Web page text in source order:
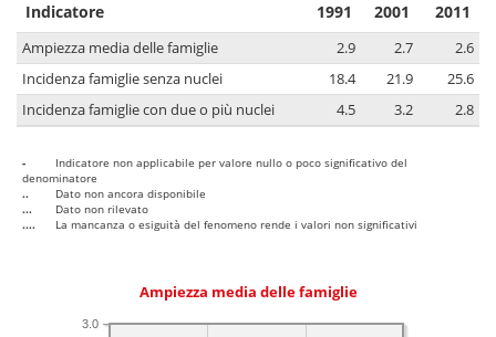
Indicatore 1991 2001 2011
Ampiezza media delle famiglie 2.9 2.7
2.6
Incidenza famiglie senza nuclei
18.4 21.9
25.6
Incidenza famiglie con due o più nuclei
4.5 3.2 2.8
-
Indicatore non applicabile per valore nullo o poco significativo del
denominatore
..
Dato non ancora disponibile
...
Dato non rilevato
....
La mancanza o esiguità del fenomeno rende i valori non significativi
Ampiezza media delle famiglie
3.0